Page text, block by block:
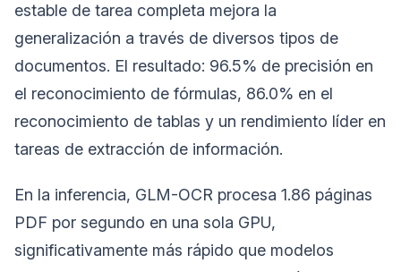
estable de tarea completa mejora la
generalización a través de diversos tipos de
documentos. El resultado: 96.5% de precisión en
el reconocimiento de fórmulas, 86.0% en el
reconocimiento de tablas y un rendimiento líder en
tareas de extracción de información.
En la inferencia, GLM-OCR procesa 1.86 páginas
PDF por segundo en una sola GPU,
significativamente más rápido que modelos